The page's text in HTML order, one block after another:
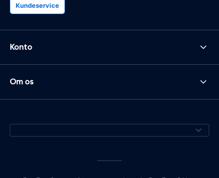
Kundeservice
Konto
Om os